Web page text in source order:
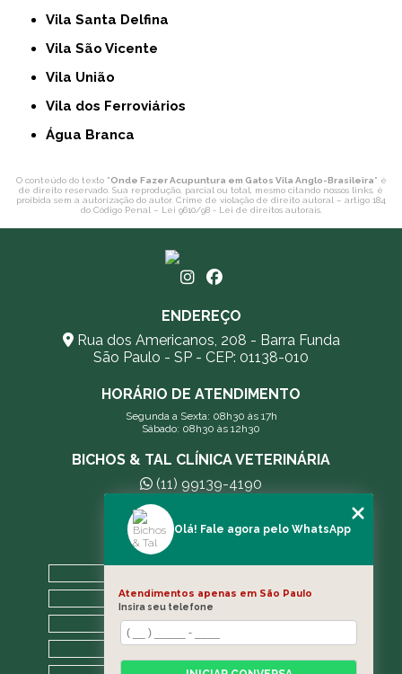
Vila Santa Delfina
Vila São Vicente
Vila União
Vila dos Ferroviários
Água Branca
O conteúdo do texto "Onde Fazer Acupuntura em Gatos Vila Anglo-Brasileira" é
de direito reservado. Sua reprodução, parcial ou total, mesmo citando nossos links, é
proibida sem a autorização do autor. Crime de violação de direito autoral – artigo 184
do Código Penal – Lei 9610/98 - Lei de direitos autorais.
ENDEREÇO
Rua dos Americanos, 208 - Barra Funda
São Paulo - SP - CEP: 01138-010
HORÁRIO DE ATENDIMENTO
Segunda a Sexta: 08h30 às 17h
Sábado: 08h30 às 12h30
BICHOS & TAL CLÍNICA VETERINÁRIA
(11) 99139-4190
andreleecitti5@gmail.com
A CLÍNICA
BLOG
CONTATO
Olá! Fale agora pelo WhatsApp
Atendimentos apenas em São Paulo
Insira seu telefone